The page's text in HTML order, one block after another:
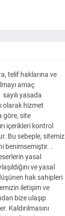
telif haklarına ve
amaç
yasada
olarak hizmet
göre, site
içerikleri kontrol
Bu sebeple, sitemiz
benimsemiştir. .
yasal
ve yasal
hak sahipleri
iletişim ve
bize ulaşıp
Kaldırılmasını